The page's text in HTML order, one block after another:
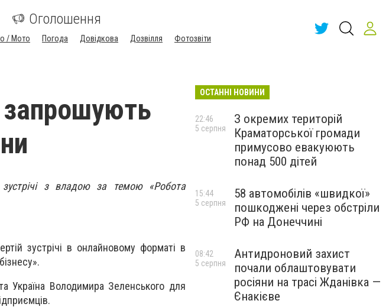
Оголошення
/ Мото Погода Довідкова Дозвілля Фотозвіти
запрошують
з владою за темою «Робота
зустрічі в онлайновому форматі в
Україна Володимира Зеленського для
ОСТАННІ НОВИНИ
З окремих територій
Краматорської громади
примусово евакуюють
понад 500 дітей
22:46
5 серпня
58 автомобілів «швидкої»
пошкоджені через обстріли
РФ на Донеччині
15:44
5 серпня
Антидроновий захист
почали облаштовувати
росіяни на трасі Жданівка —
Єнакієве
08:42
5 серпня